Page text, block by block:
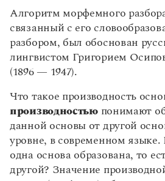
Издательство
Словари
Научпоп
Все книги
словообразовательных
Часть 3. Лексикология
лексикография
Слово как единица лексики.
Однозначные и
переносное значения слова.
значений
Омонимы
Синонимы
образцы их
разбора
Морфология
Части речи в русском языке
Имя существительное
Часть 5. Синтаксис.
Предложение
Алгоритм морфемного
связанный с его
разбором, был обоснован
лингвистом Григорием
(1896 — 1947).
Что такое производность
производностьюпонимают
данной основы от другой
уровне, в современном
одна основа образована, то
другой? Значение